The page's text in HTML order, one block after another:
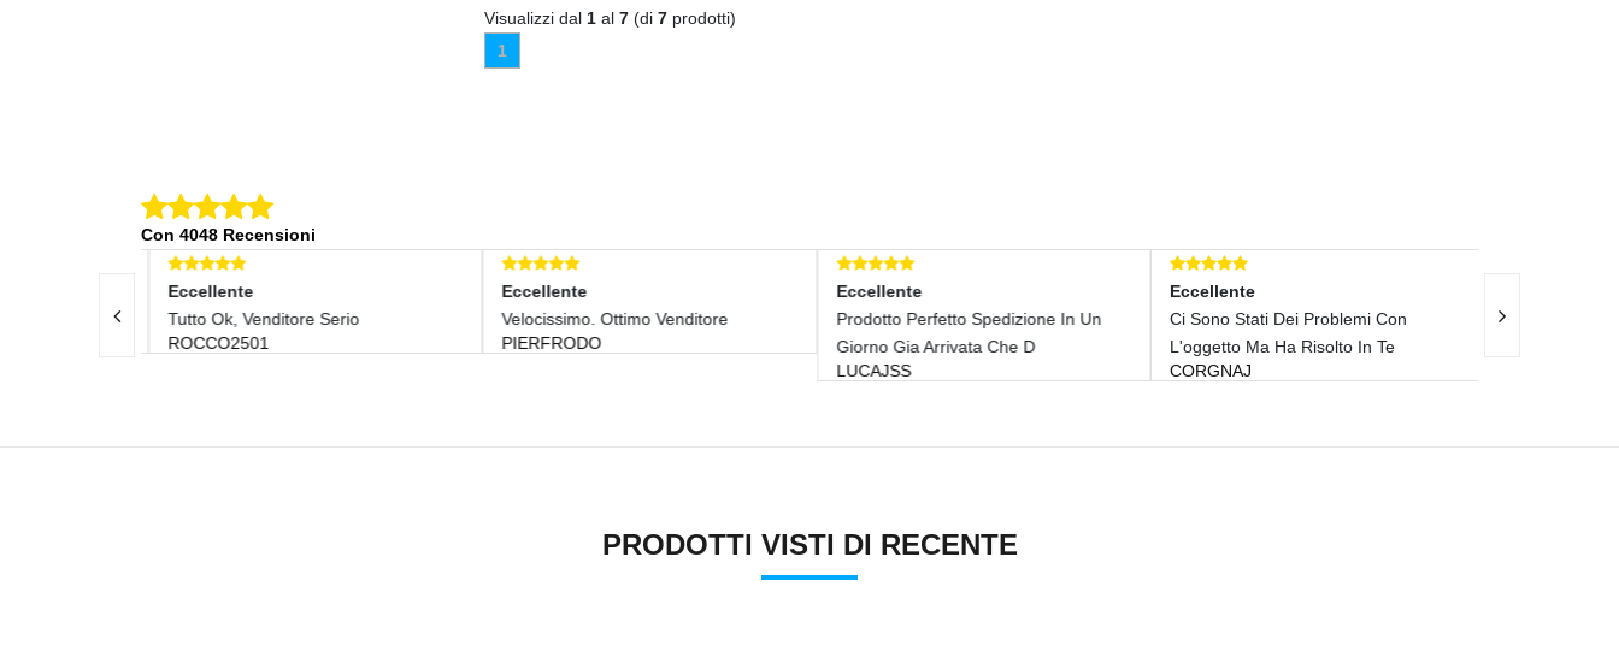
Visualizzi dal 1 al 7 (di 7 prodotti)
1
Con 4048 Recensioni
Eccellente
Tutto Ok, Venditore Serio
ROCCO2501
Eccellente
Velocissimo. Ottimo Venditore
PIERFRODO
Eccellente
Prodotto Perfetto Spedizione In Un
Giorno Gia Arrivata Che D
LUCAJSS
Eccellente
Ci Sono Stati Dei Problemi Con
L'oggetto Ma Ha Risolto In Te
CORGNAJ
Veramente
PRODOTTI VISTI DI RECENTE